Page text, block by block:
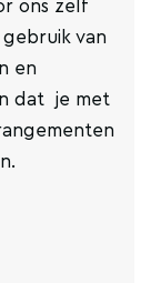
ons zelf
van
en
dat je met